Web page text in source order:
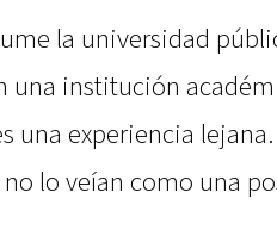
la universidad
una institución
una experiencia
lo veían como una